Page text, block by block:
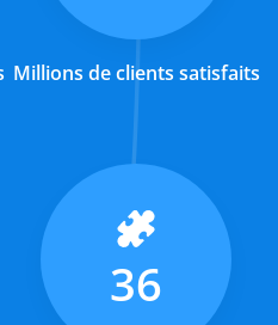
Millions de clients satisfaits
36